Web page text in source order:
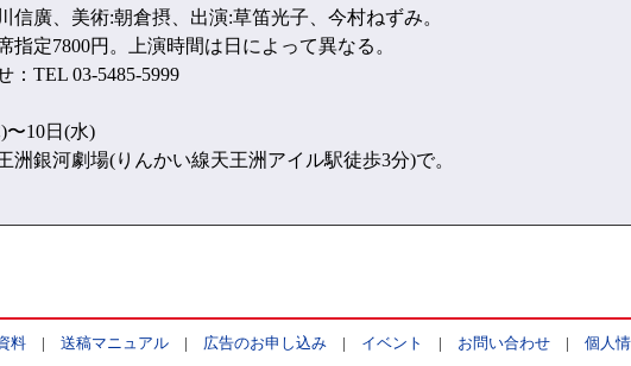
信廣、美術:朝倉摂、出演:草笛光子、今村ねずみ。
指定7800円。上演時間は日によって異なる。
：TEL 03-5485-5999
〜10日(水)
洲銀河劇場(りんかい線天王洲アイル駅徒歩3分)で。
料| 送稿マニュアル| 広告のお申し込み| イベント | お問い合わせ| 個人